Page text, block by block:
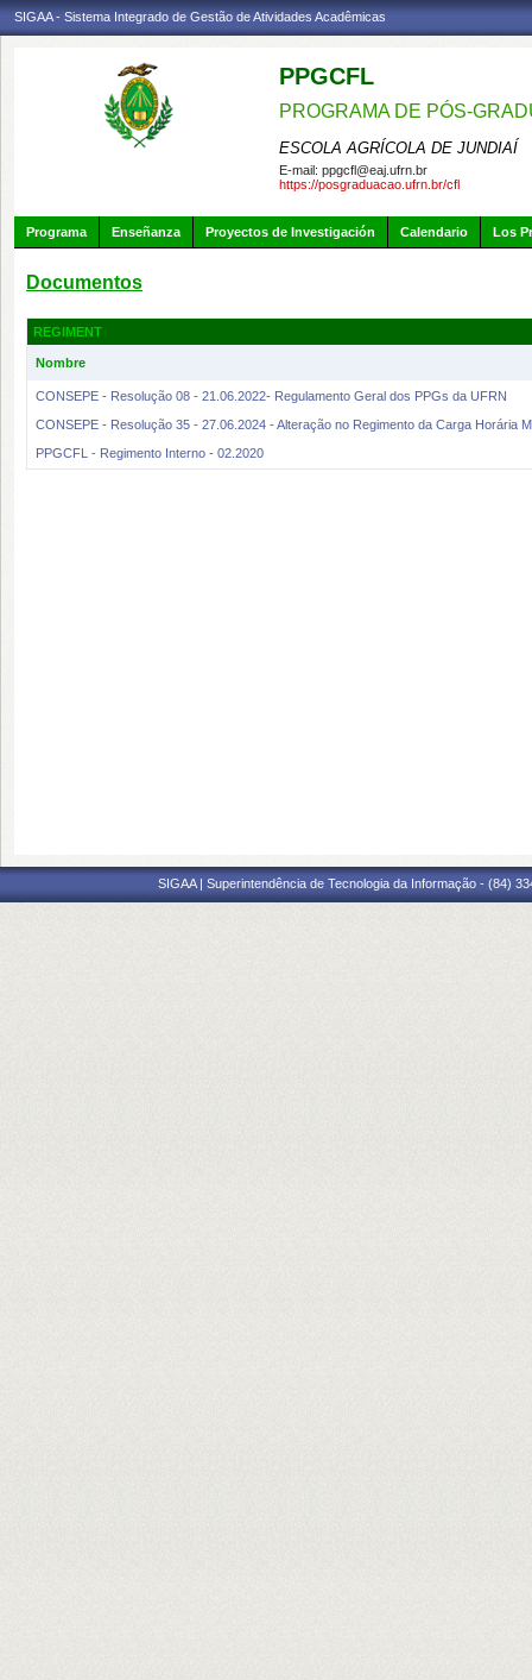
SIGAA - Sistema Integrado de Gestão de Atividades Acadêmicas
PPGCFL
PROGRAMA DE PÓS-
ESCOLA AGRÍCOLA DE JUNDIAÍ
E-mail: ppgcfl@eaj.ufrn.br
https://posgraduacao.ufrn.br/cfl
Programa Enseñanza Proyectos de Investigación Calendario Los
Documentos
REGIMENT
Nombre
CONSEPE - Resolução 08 - 21.06.2022- Regulamento Geral dos PPGs da UFRN
CONSEPE - Resolução 35 - 27.06.2024 - Alteração no Regimento da Carga Horária
PPGCFL - Regimento Interno - 02.2020
SIGAA | Superintendência de Tecnologia da Informação - (84)